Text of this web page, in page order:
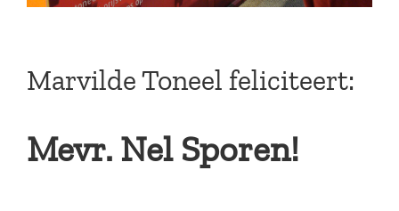
Marvilde Toneel feliciteert:
Mevr. Nel Sporen!